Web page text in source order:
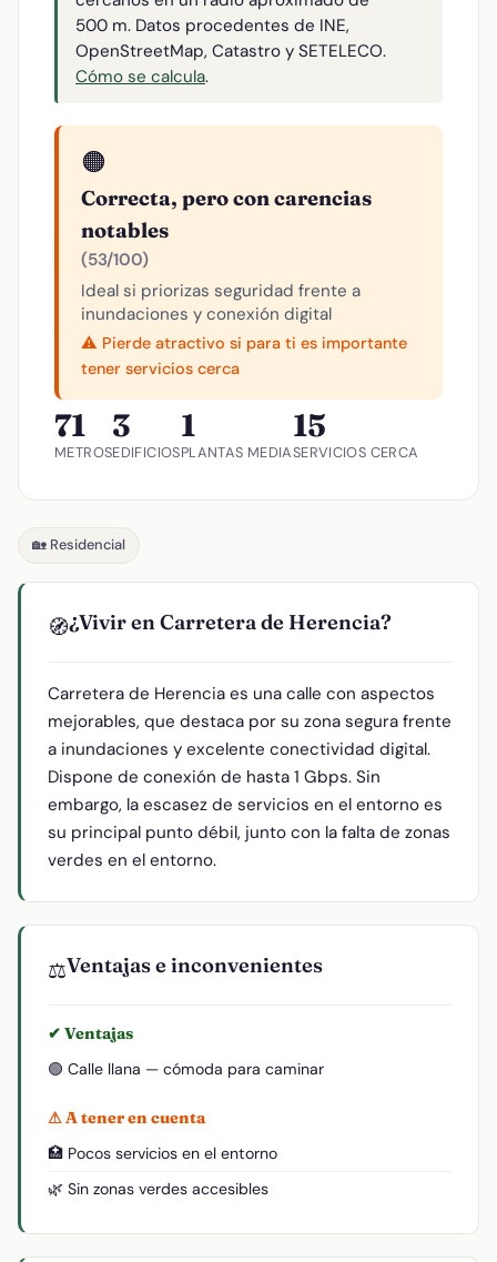
500 m. Datos procedentes de INE,
OpenStreetMap, Catastro y SETELECO.
Cómo se calcula.
🟠
Correcta, pero con carencias
notables
(53/100)
Ideal si priorizas seguridad frente a
inundaciones y conexión digital
⚠️ Pierde atractivo si para ti es importante
tener servicios cerca
71
METROS
3
EDIFICIOS
1
PLANTAS MEDIA
15
SERVICIOS CERCA
🏡 Residencial
🧭¿Vivir en Carretera de Herencia?
Carretera de Herencia es una calle con aspectos
mejorables, que destaca por su zona segura frente
a inundaciones y excelente conectividad digital.
Dispone de conexión de hasta 1 Gbps. Sin
embargo, la escasez de servicios en el entorno es
su principal punto débil, junto con la falta de zonas
verdes en el entorno.
⚖️Ventajas e inconvenientes
✔ Ventajas
🟢 Calle llana — cómoda para caminar
⚠ A tener en cuenta
🏥 Pocos servicios en el entorno
🌿 Sin zonas verdes accesibles